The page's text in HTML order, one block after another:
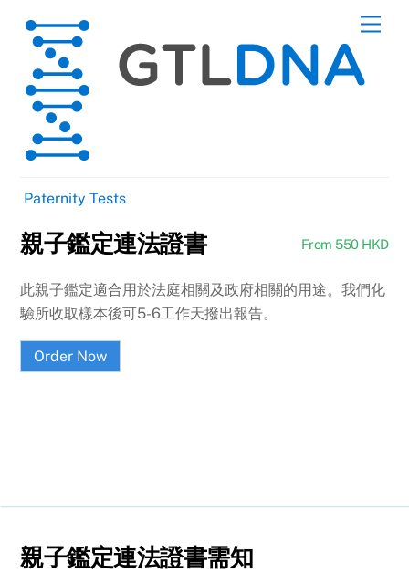
content
Paternity Tests
From 550 HKD
親子鑑定連法證書
此親子鑑定適合用於法庭相關及政府相關的用途。我們化
驗所收取樣本後可5-6工作天撥出報告。
Order Now
親子鑑定連法證書需知